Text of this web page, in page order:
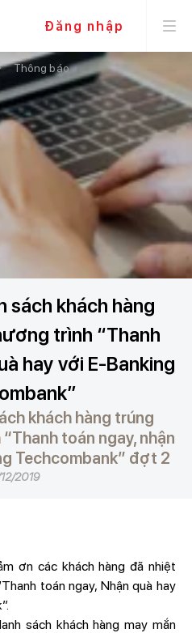
Đăng nhập
Thông báo
sách khách hàng
trình “Thanh
hay với E-Banking
khách hàng trúng
toán ngay, nhận
Techcombank” đợt 2
2019
ơn các khách hàng đã nhiệt
toán ngay, Nhận quà hay
sách khách hàng may mắn